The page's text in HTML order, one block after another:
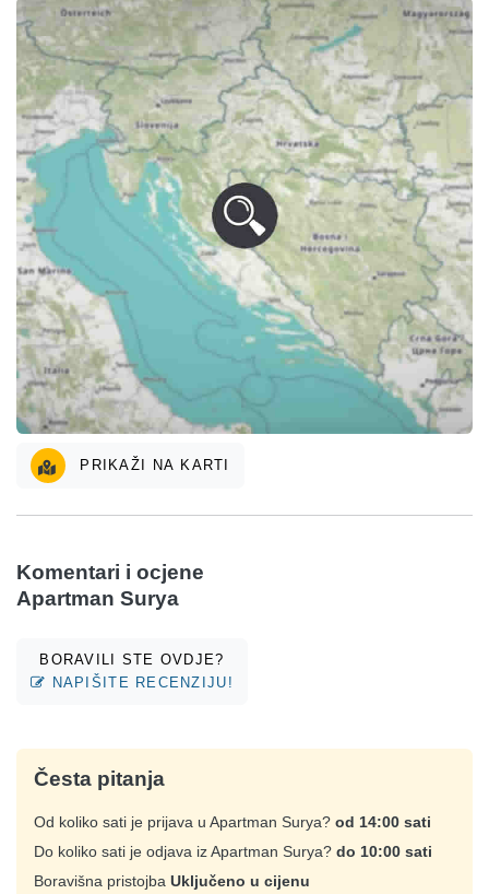
PRIKAŽI NA KARTI
Komentari i ocjene
Apartman Surya
BORAVILI STE OVDJE?
NAPIŠITE RECENZIJU!
Česta pitanja
Od koliko sati je prijava u Apartman Surya? od 14:00 sati
Do koliko sati je odjava iz Apartman Surya? do 10:00 sati
Boravišna pristojba Uključeno u cijenu